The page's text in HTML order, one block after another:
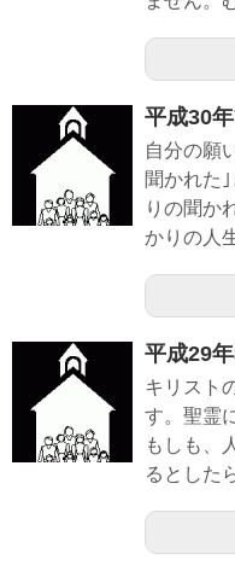
平成30
自分の願
聞かれた
りの聞か
かりの人
平成29
キリスト
す。聖霊
もしも、
るとした